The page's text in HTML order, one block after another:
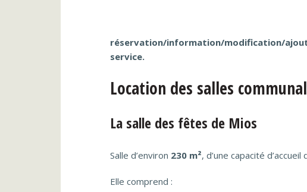
réservation/information/modification/
service.
Location des salles
La salle des fêtes de Mios
Salle d’environ 230 m², d’une capacité d’accueil
Elle comprend :